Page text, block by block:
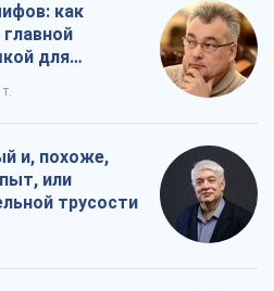
как
для
и, похоже,
или
трусости